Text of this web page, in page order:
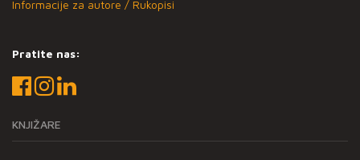
Informacije za autore / Rukopisi
Pratite nas:
KNJIŽARE